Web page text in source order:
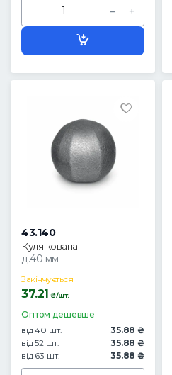
43.140
Куля кована
д.40 мм
Закінчується
37.21 ₴/шт.
Оптом дешевше
від 40 шт.
35.88 ₴
від 52 шт.
35.88 ₴
від 63 шт.
35.88 ₴